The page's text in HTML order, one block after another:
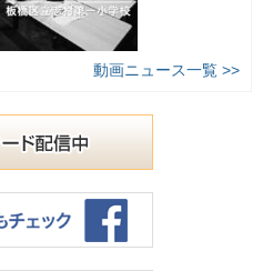
動画ニュース一覧 >>